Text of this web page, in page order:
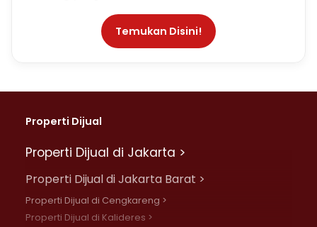
Temukan Disini!
Properti Dijual
Properti Dijual di Jakarta >
Properti Dijual di Jakarta Barat >
Properti Dijual di Cengkareng >
Properti Dijual di Kalideres >